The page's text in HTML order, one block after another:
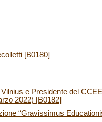
[B0180]
e Presidente del
2022) [B0182]
“Gravissimus